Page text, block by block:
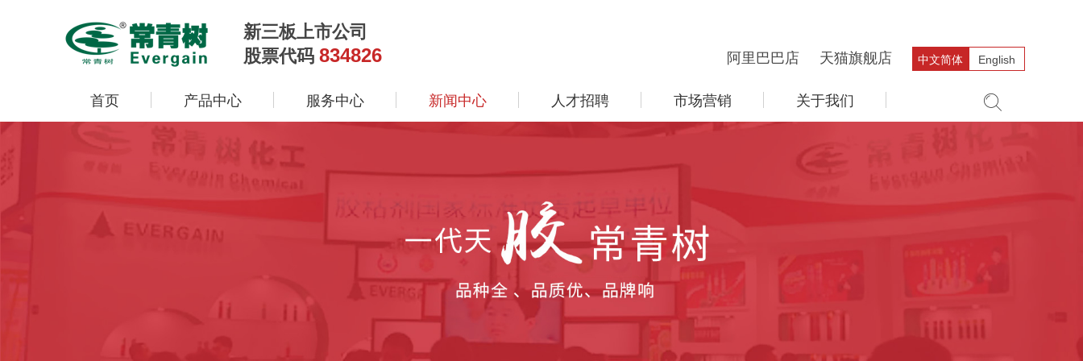
新三板上市公司
股票代码 834826 阿里巴巴店 天猫旗舰店 中文简体 English
首页 产品中心 服务中心 新闻中心 人才招聘 市场营销 关于我们